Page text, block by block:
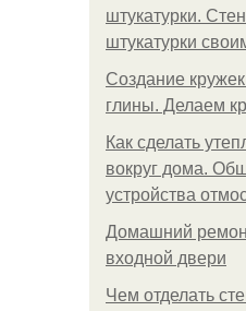
штукатурки.
штукатурки
Создание
глины. Делаем
Как сделать
вокруг дома.
устройства
Домашний
входной двери
Чем отделать